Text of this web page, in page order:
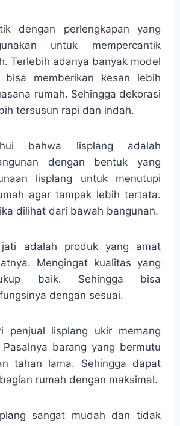
dengan perlengkapan yang
untuk mempercantik
Terlebih adanya banyak model
bisa memberikan kesan lebih
rumah. Sehingga dekorasi
tersusun rapi dan indah.
bahwa lisplang adalah
dengan bentuk yang
lisplang untuk menutupi
agar tampak lebih tertata.
dilihat dari bawah bangunan.
adalah produk yang amat
Mengingat kualitas yang
baik. Sehingga bisa
dengan sesuai.
penjual lisplang ukir memang
barang yang bermutu
tahan lama. Sehingga dapat
rumah dengan maksimal.
sangat mudah dan tidak